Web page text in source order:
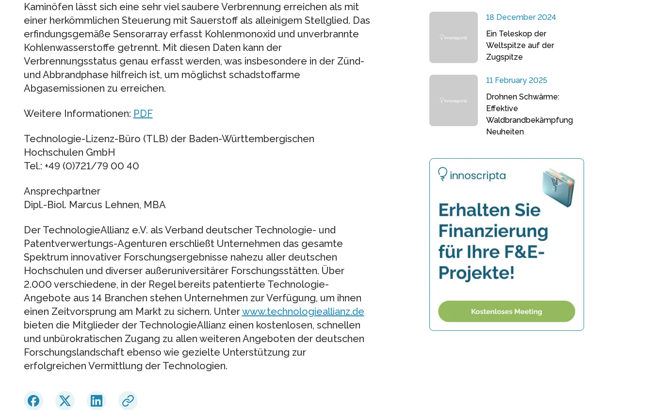
Kaminöfen lässt sich eine sehr viel saubere Verbrennung erreichen als mit
einer herkömmlichen Steuerung mit Sauerstoff als alleinigem Stellglied. Das
erfindungsgemäße Sensorarray erfasst Kohlenmonoxid und unverbrannte
Kohlenwasserstoffe getrennt. Mit diesen Daten kann der
Verbrennungsstatus genau erfasst werden, was insbesondere in der Zünd-
und Abbrandphase hilfreich ist, um möglichst schadstoffarme
Abgasemissionen zu erreichen.
Weitere Informationen: PDF
Technologie-Lizenz-Büro (TLB) der Baden-Württembergischen
Hochschulen GmbH
Tel.: +49 (0)721/79 00 40
Ansprechpartner
Dipl.-Biol. Marcus Lehnen, MBA
Der TechnologieAllianz e.V. als Verband deutscher Technologie- und
Patentverwertungs-Agenturen erschließt Unternehmen das gesamte
Spektrum innovativer Forschungsergebnisse nahezu aller deutschen
Hochschulen und diverser außeruniversitärer Forschungsstätten. Über
2.000 verschiedene, in der Regel bereits patentierte Technologie-
Angebote aus 14 Branchen stehen Unternehmen zur Verfügung, um ihnen
einen Zeitvorsprung am Markt zu sichern. Unterwww.technologieallianz.de
bieten die Mitglieder der TechnologieAllianz einen kostenlosen, schnellen
und unbürokratischen Zugang zu allen weiteren Angeboten der deutschen
Forschungslandschaft ebenso wie gezielte Unterstützung zur
erfolgreichen Vermittlung der Technologien.
18 December 2024
Ein Teleskop der
Weltspitze auf der
Zugspitze
11 February 2025
Drohnen Schwärme:
Effektive
Waldbrandbekämpfung
Neuheiten